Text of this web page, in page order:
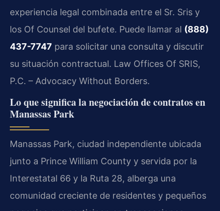
experiencia legal combinada entre el Sr. Sris y
los Of Counsel del bufete. Puede llamar al (888)
437-7747 para solicitar una consulta y discutir
su situación contractual. Law Offices Of SRIS,
P.C. – Advocacy Without Borders.
Lo que significa la negociación de contratos en
Manassas Park
Manassas Park, ciudad independiente ubicada
junto a Prince William County y servida por la
Interestatal 66 y la Ruta 28, alberga una
comunidad creciente de residentes y pequeños